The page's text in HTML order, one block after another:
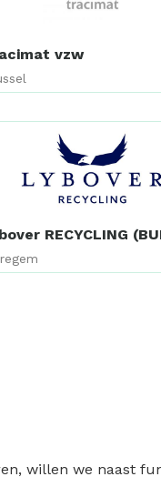
vzw
RECYCLING
willen we naast